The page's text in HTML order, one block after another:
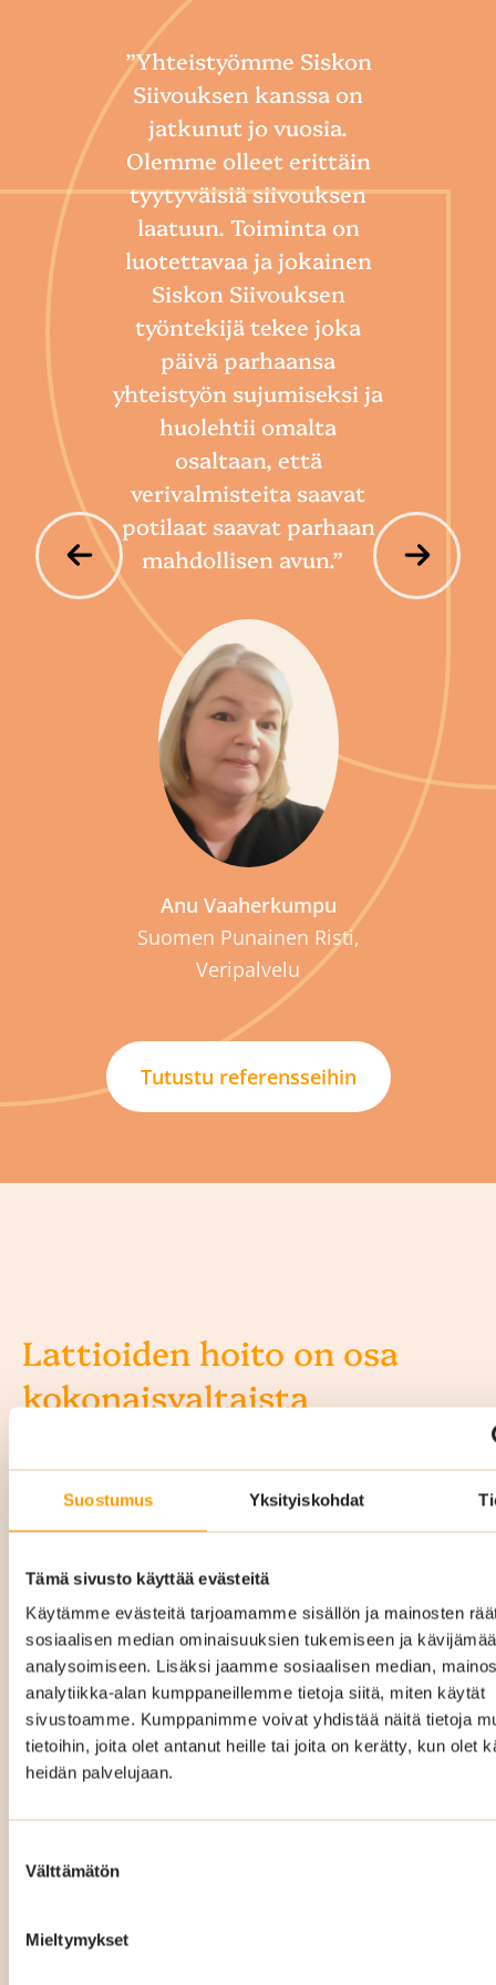
Suostumus Yksityiskohdat
Tämä sivusto käyttää evästeitä
Käytämme evästeitä tarjoamamme sisällön ja mainosten
sosiaalisen median ominaisuuksien tukemiseen ja
analysoimiseen. Lisäksi jaamme sosiaalisen median,
analytiikka-alan kumppaneillemme tietoja siitä, miten käytät
sivustoamme. Kumppanimme voivat yhdistää näitä tietoja
tietoihin, joita olet antanut heille tai joita on kerätty, kun olet
heidän palvelujaan.
valinta
Välttämätön
Mieltymykset
”Yhteistyömme Siskon
Siivouksen kanssa on
jatkunut jo vuosia.
Olemme olleet erittäin
tyytyväisiä siivouksen
laatuun. Toiminta on
luotettavaa ja jokainen
Siskon Siivouksen
työntekijä tekee joka
päivä parhaansa
yhteistyön sujumiseksi ja
huolehtii omalta
osaltaan, että
verivalmisteita saavat
potilaat saavat parhaan
mahdollisen avun.”
Anu Vaaherkumpu
Suomen Punainen Risti,
Veripalvelu
Tutustu referensseihin
Lattioiden hoito on osa
kokonaisvaltaista
Porraskäytävien lattiat ovat kovalla kulutuksella
niistä erityisen haavoittuvia. Talvella jalkineiden
mukana kulkeutuva katusuola, kura ja hiekka
voivat imeytyä lattiamateriaaleihin ja
vahingoittaa niitä pysyvästi. Erityisesti
uudemmissa taloissa käytetyt PUR- ja
vinyylilattiat eivät anna anteeksi laiminlyöntejä.
Mikäli ne pääsevät vaurioitumaan, niitä ei voi
kohteissa erityisen tärkeää. Siivouksesta
ennenaikaiseen ja kalliiseen lattiaremonttiin.